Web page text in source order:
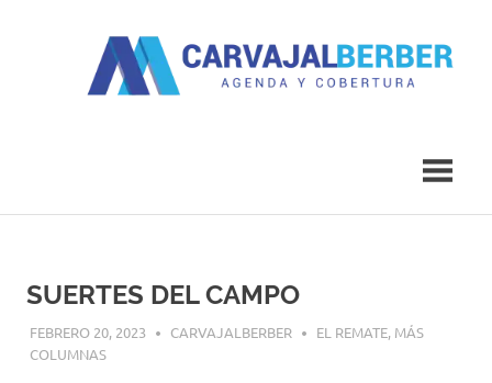
SUERTES DEL CAMPO
FEBRERO 20, 2023 CARVAJALBERBER EL REMATE, MÁS
COLUMNAS